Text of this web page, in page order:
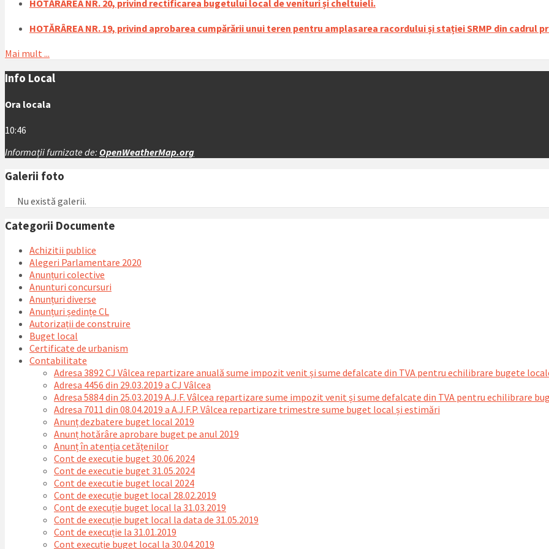
HOTĂRÂREA NR. 20, privind rectificarea bugetului local de venituri și cheltuieli.
HOTĂRÂREA NR. 19, privind aprobarea cumpărării unui teren pentru amplasarea racordului și stației SRMP din
Mai mult ...
Info Local
Ora locala
10:46
Informații furnizate de: OpenWeatherMap.org
Galerii foto
Nu există galerii.
Categorii Documente
Achizitii publice
Alegeri Parlamentare 2020
Anunțuri colective
Anunturi concursuri
Anunțuri diverse
Anunțuri ședințe CL
Autorizații de construire
Buget local
Certificate de urbanism
Contabilitate
Adresa 3892 CJ Vâlcea repartizare anuală sume impozit venit și sume defalcate din TVA pentru echilibrare bugete
Adresa 4456 din 29.03.2019 a CJ Vâlcea
Adresa 5884 din 25.03.2019 A.J.F. Vâlcea repartizare sume impozit venit și sume defalcate din TVA pentru echilibrare
Adresa 7011 din 08.04.2019 a A.J.F.P. Vâlcea repartizare trimestre sume buget local și estimări
Anunț dezbatere buget local 2019
Anunț hotărâre aprobare buget pe anul 2019
Anunț în atenția cetățenilor
Cont de executie buget 30.06.2024
Cont de executie buget 31.05.2024
Cont de executie buget local 2024
Cont de execuție buget local 28.02.2019
Cont de execuție buget local la 31.03.2019
Cont de execuție buget local la data de 31.05.2019
Cont de execuție la 31.01.2019
Cont execuție buget local la 30.04.2019